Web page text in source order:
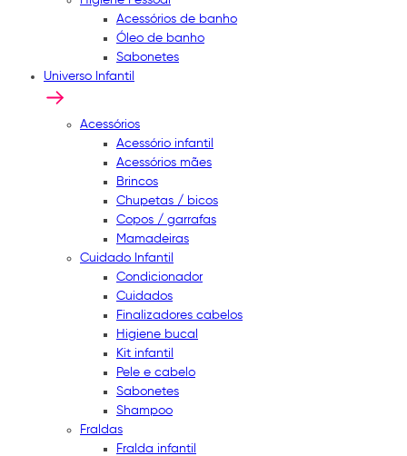
Acessórios de banho
Óleo de banho
Sabonetes
Universo Infantil
Acessórios
Acessório infantil
Acessórios mães
Brincos
Chupetas / bicos
Copos / garrafas
Mamadeiras
Cuidado Infantil
Condicionador
Cuidados
Finalizadores cabelos
Higiene bucal
Kit infantil
Pele e cabelo
Sabonetes
Shampoo
Fraldas
Fralda infantil